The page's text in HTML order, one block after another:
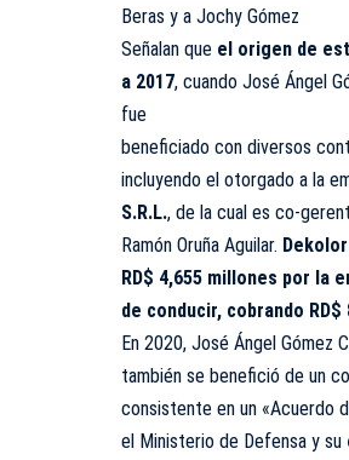
Beras y a Jochy Gómez
Señalan que el origen de
a 2017, cuando José Ángel
fue
beneficiado con diversos
incluyendo el otorgado a la
S.R.L., de la cual es co-
Ramón Oruña Aguilar.
RD$ 4,655 millones por la
de conducir, cobrando RD$
En 2020, José Ángel Gómez
también se benefició de un
consistente en un «Acuerdo
el Ministerio de Defensa y su